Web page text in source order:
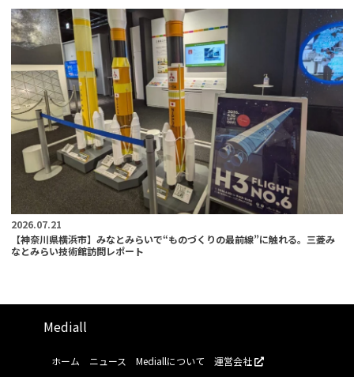
2026.07.21
【神奈川県横浜市】みなとみらいで“ものづくりの最前線”に触れる。三菱み
なとみらい技術館訪問レポート
Mediall
ホーム ニュース Mediallについて
運営会社